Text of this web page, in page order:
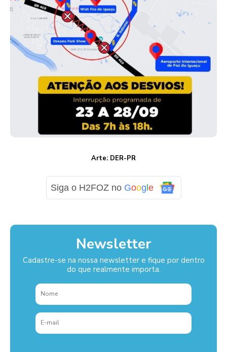
Arte: DER-PR
Siga o H2FOZ no Goog e
Newsletter
Cadastre-se na nossa newsletter e fique por dentro
do que realmente importa.